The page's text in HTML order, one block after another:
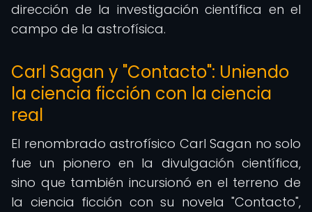
dirección de la investigación científica en el
campo de la astrofísica.
Carl Sagan y "Contacto": Uniendo
la ciencia ficción con la ciencia
real
El renombrado astrofísico Carl Sagan no solo
fue un pionero en la divulgación científica,
sino que también incursionó en el terreno de
la ciencia ficción con su novela "Contacto",